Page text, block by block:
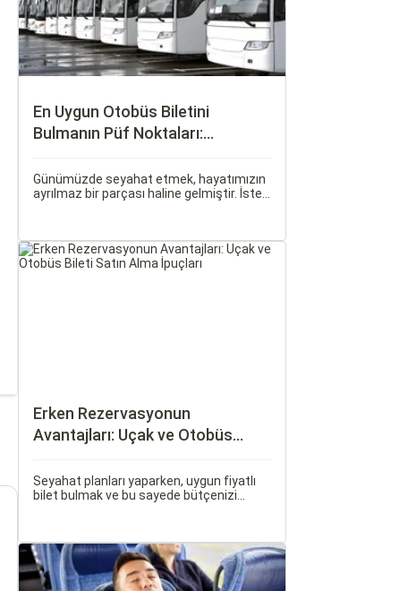
En Uygun Otobüs Biletini
Bulmanın Püf Noktaları:
Günümüzde seyahat etmek, hayatımızın
ayrılmaz bir parçası haline gelmiştir. İster
seçmek oldukça önemlidir.
Erken Rezervasyonun
Avantajları: Uçak ve Otobüs
Seyahat planları yaparken, uygun fiyatlı
bilet bulmak ve bu sayede bütçenizi
aynı zamanda daha kaliteli bir seyahat
deneyimi yaşamanızı sağlar.